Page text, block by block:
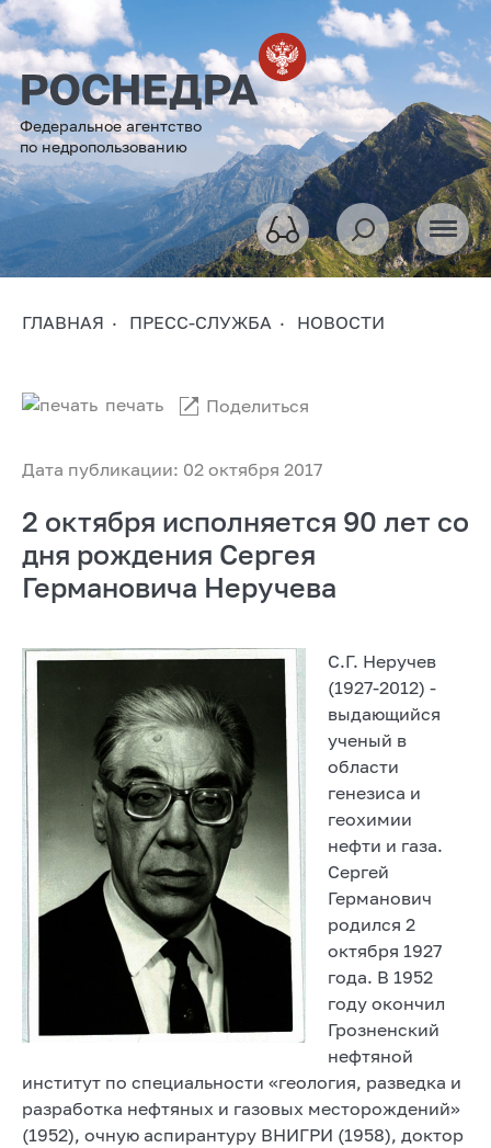
Федеральное агентство
по недропользованию
ГЛАВНАЯ ПРЕСС-СЛУЖБА НОВОСТИ
Дата публикации: 02 октября 2017
печать Поделиться
2 октября исполняется 90 лет со
дня рождения Сергея
Германовича Неручева
С.Г. Неручев
(1927-2012) -
выдающийся
ученый в
области
генезиса и
геохимии
нефти и газа.
Сергей
Германович
родился 2
октября 1927
года. В 1952
году окончил
Грозненский
нефтяной
институт по специальности «геология, разведка и
разработка нефтяных и газовых месторождений»
(1952), очную аспирантуру ВНИГРИ (1958), доктор